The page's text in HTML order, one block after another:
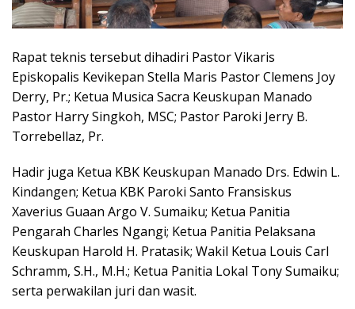
Rapat teknis tersebut dihadiri Pastor Vikaris
Episkopalis Kevikepan Stella Maris Pastor Clemens Joy
Derry, Pr.; Ketua Musica Sacra Keuskupan Manado
Pastor Harry Singkoh, MSC; Pastor Paroki Jerry B.
Torrebellaz, Pr.
Hadir juga Ketua KBK Keuskupan Manado Drs. Edwin L.
Kindangen; Ketua KBK Paroki Santo Fransiskus
Xaverius Guaan Argo V. Sumaiku; Ketua Panitia
Pengarah Charles Ngangi; Ketua Panitia Pelaksana
Keuskupan Harold H. Pratasik; Wakil Ketua Louis Carl
Schramm, S.H., M.H.; Ketua Panitia Lokal Tony Sumaiku;
serta perwakilan juri dan wasit.